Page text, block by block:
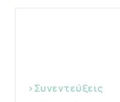
>Συνεντεύξεις